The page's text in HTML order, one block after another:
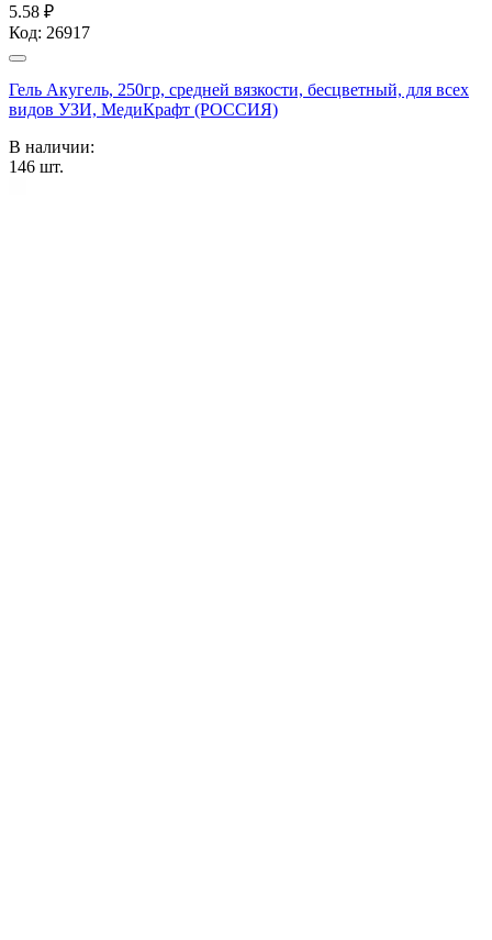
5.58 ₽
Код: 26917
Гель Акугель, 250гр, средней вязкости, бесцветный, для всех
видов УЗИ, МедиКрафт (РОССИЯ)
В наличии:
146 шт.